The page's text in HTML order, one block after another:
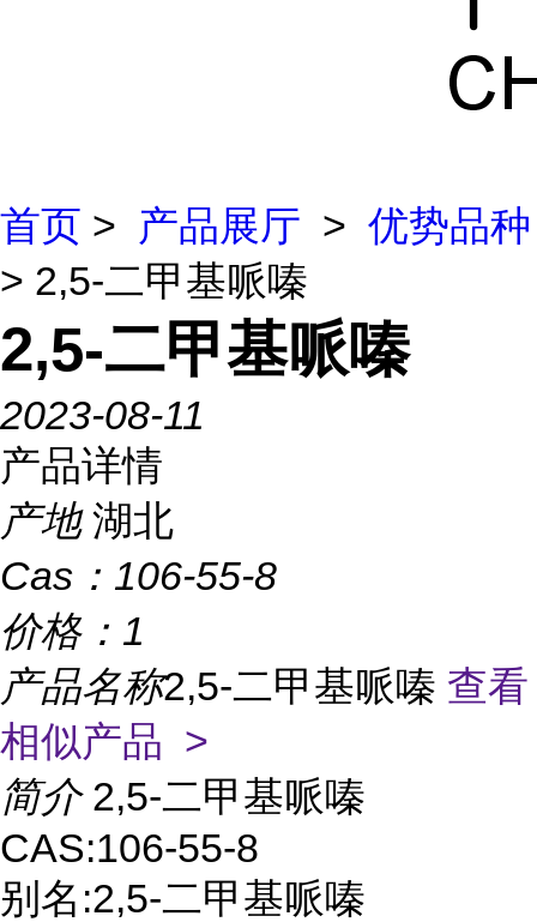
首页 > 产品展厅 > 优势品种
> 2,5-二甲基哌嗪
2,5-二甲基哌嗪
2023-08-11
产品详情
产地 湖北
Cas： 106-55-8
价格： 1
产品名称2,5-二甲基哌嗪 查看
相似产品 >
简介 2,5-二甲基哌嗪
CAS:106-55-8
别名:2,5-二甲基哌嗪